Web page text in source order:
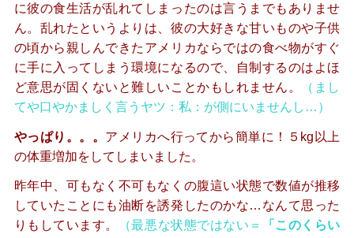
に彼の食生活が乱れてしまったのは言うまでもありませ
ん。乱れたというよりは、彼の大好きな甘いものや子供
の頃から親しんできたアメリカならではの食べ物がすぐ
に手に入ってしまう環境になるので、自制するのはよほ
ど意思が固くないと難しいことかもしれません。
（まし
てや口やかましく言うヤツ：私：が側にいませんし…）
やっぱり。。。 アメリカへ行ってから簡単に！５kg以上
の体重増加をしてしまいました。
昨年中、可もなく不可もなくの腹這い状態で数値が推移
していたことにも油断を誘発したのかな…なんて思った
りもしています。
（最悪な状態ではない＝
「このくらい